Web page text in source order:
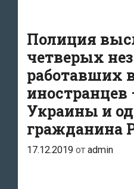
и
другим
Полиция
четверых
работавших
Украины и
гражданина
17.12.2019 от admin